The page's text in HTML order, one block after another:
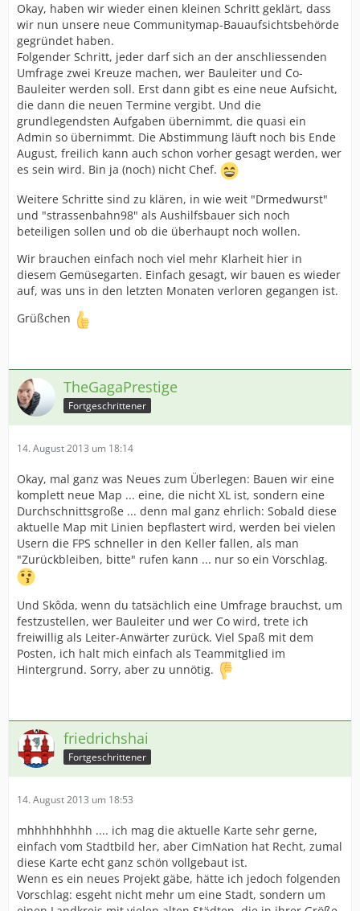
Okay, haben wir wieder einen kleinen Schritt geklärt, dass
wir nun unsere neue Communitymap-Bauaufsichtsbehörde
gegründet haben.
Folgender Schritt, jeder darf sich an der anschliessenden
Umfrage zwei Kreuze machen, wer Bauleiter und Co-
Bauleiter werden soll. Erst dann gibt es eine neue Aufsicht,
die dann die neuen Termine vergibt. Und die
grundlegendsten Aufgaben übernimmt, die quasi ein
Admin so übernimmt. Die Abstimmung läuft noch bis Ende
August, freilich kann auch schon vorher gesagt werden, wer
es sein wird. Bin ja (noch) nicht Chef.
Weitere Schritte sind zu klären, in wie weit "Drmedwurst"
und "strassenbahn98" als Aushilfsbauer sich noch
beteiligen sollen und ob die überhaupt noch wollen.
Wir brauchen einfach noch viel mehr Klarheit hier in
diesem Gemüsegarten. Einfach gesagt, wir bauen es wieder
auf, was uns in den letzten Monaten verloren gegangen ist.
Grüßchen
TheGagaPrestige
Fortgeschrittener
14. August 2013 um 18:14
Okay, mal ganz was Neues zum Überlegen: Bauen wir eine
komplett neue Map ... eine, die nicht XL ist, sondern eine
Durchschnittsgroße ... denn mal ganz ehrlich: Sobald diese
aktuelle Map mit Linien bepflastert wird, werden bei vielen
Usern die FPS schneller in den Keller fallen, als man
"Zurückbleiben, bitte" rufen kann ... nur so ein Vorschlag.
Und Skôda, wenn du tatsächlich eine Umfrage brauchst, um
festzustellen, wer Bauleiter und wer Co wird, trete ich
freiwillig als Leiter-Anwärter zurück. Viel Spaß mit dem
Posten, ich halt mich einfach als Teammitglied im
Hintergrund. Sorry, aber zu unnötig.
friedrichshai
Fortgeschrittener
14. August 2013 um 18:53
mhhhhhhhhh .... ich mag die aktuelle Karte sehr gerne,
einfach vom Stadtbild her, aber CimNation hat Recht, zumal
diese Karte echt ganz schön vollgebaut ist.
Wenn es ein neues Projekt gäbe, hätte ich jedoch folgenden
Vorschlag: esgeht nicht mehr um eine Stadt, sondern um